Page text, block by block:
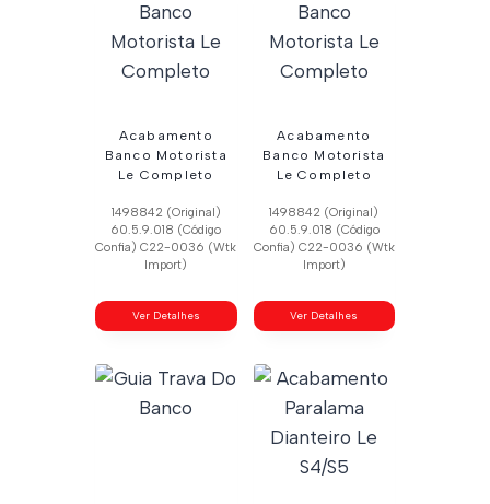
Acabamento
Banco Motorista
Le Completo
1498842 (Original)
60.5.9.018 (Código
Confia) C22-0036 (Wtk
Import)
Ver Detalhes
Acabamento
Banco Motorista
Le Completo
1498842 (Original)
60.5.9.018 (Código
Confia) C22-0036 (Wtk
Import)
Ver Detalhes